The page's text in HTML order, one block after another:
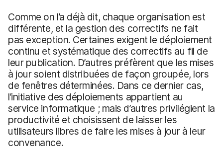
Comme on l’a déjà dit, chaque organisation est
différente, et la gestion des correctifs ne fait
pas exception. Certaines exigent le déploiement
continu et systématique des correctifs au fil de
leur publication. D’autres préfèrent que les mises
à jour soient distribuées de façon groupée, lors
de fenêtres déterminées. Dans ce dernier cas,
l’initiative des déploiements appartient au
service informatique ; mais d’autres privilégient la
productivité et choisissent de laisser les
utilisateurs libres de faire les mises à jour à leur
convenance.